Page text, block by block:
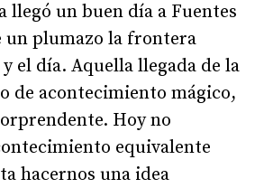
llegó un buen día a Fuentes
un plumazo la frontera
el día. Aquella llegada de la
de acontecimiento mágico,
Hoy no
equivalente
hacernos una idea